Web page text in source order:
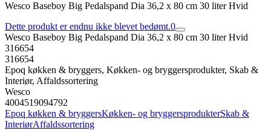
Wesco Baseboy Big Pedalspand Dia 36,2 x 80 cm 30 liter Hvid
Dette produkt er endnu ikke blevet bedømt.0
Wesco Baseboy Big Pedalspand Dia 36,2 x 80 cm 30 liter Hvid
316654
316654
Epoq køkken & bryggers, Køkken- og bryggersprodukter, Skab &
Interiør, Affaldssortering
Wesco
4004519094792
Epoq køkken & bryggersKøkken- og bryggersprodukterSkab &
InteriørAffaldssortering